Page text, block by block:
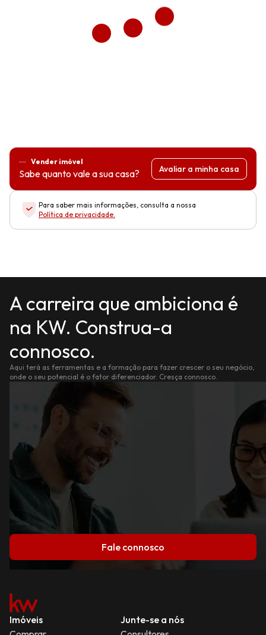
Vender imóvel
Sabe quanto vale a sua casa? Avaliar a minha casa
Para saber mais informações, consulta a nossa
Política de privacidade.
A carreira que ambiciona é
na KW. Construa-a
connosco.
Aqui terá as ferramentas e a formação para fazer crescer o seu negócio,
onde o seu potencial é o fator diferenciador. Cresça connosco.
Fale connosco
Imóveis
Junte-se a nós